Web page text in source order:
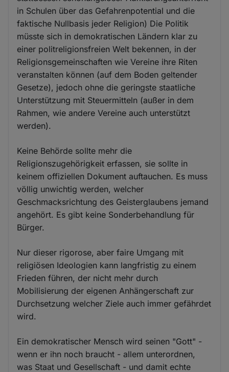
in Schulen über das Gefahrenpotential und die
faktische Nullbasis jeder Religion) Die Politik
müsste sich in demokratischen Ländern klar zu
einer politreligionsfreien Welt bekennen, in der
Religionsgemeinschaften wie Vereine ihre Riten
veranstalten können (auf dem Boden geltender
Gesetze), jedoch ohne die geringste staatliche
Unterstützung mit Steuermitteln (außer in dem
Rahmen, wie andere Vereine auch unterstützt
werden).
Keine Behörde sollte mehr die
Religionszugehörigkeit erfassen, sie sollte in
keinem offiziellen Dokument auftauchen. Es muss
völlig unwichtig werden, welcher
Geschmacksrichtung des Geisterglaubens jemand
angehört. Es gibt keine Sonderbehandlung für
Bürger.
Nur dieser rigorose, aber faire Umgang mit
religiösen Ideologien kann langfristig zu einem
Frieden führen, der nicht mehr durch
Mobilisierung der eigenen Anhängerschaft zur
Durchsetzung welcher Ziele auch immer gefährdet
wird.
Ein demokratischer Mensch wird seinen "Gott" -
wenn er ihn noch braucht - allem unterordnen,
was Staat und Gesellschaft - und damit echte